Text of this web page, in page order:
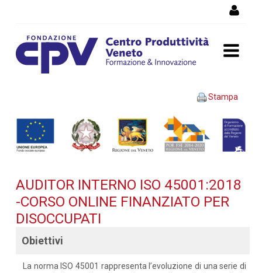
AUDITOR INTERNO ISO
45001:2018 -Corso OnLine
finanziato per disoccupati -
formazione
Stampa
AUDITOR INTERNO ISO 45001:2018
-CORSO ONLINE FINANZIATO PER
DISOCCUPATI
Obiettivi
La norma ISO 45001 rappresenta l’evoluzione di una serie di